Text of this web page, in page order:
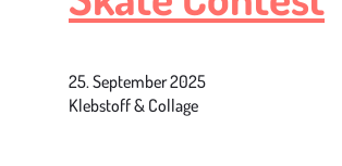
25. September 2025
Klebstoff & Collage